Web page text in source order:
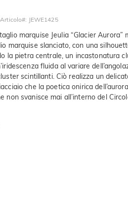
Articolo#: JEWE1425
marquise Jeulia “Glacier
marquise slanciato, con una
la pietra centrale, un incastonatura
fluida al variare
scintillanti. Ciò realizza un
che la poetica onirica
non svanisce mai all’interno del